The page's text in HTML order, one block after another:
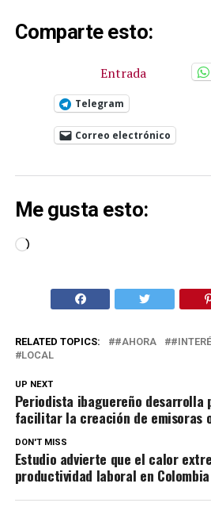
Comparte esto:
Entrada
Telegram
Correo electrónico
Me gusta esto:
Cargando...
RELATED TOPICS: #AHORA
LOCAL
UP NEXT
Periodista ibaguereño desarrolla
facilitar la creación de emisoras
DON'T MISS
Estudio advierte que el calor
productividad laboral en Colombia